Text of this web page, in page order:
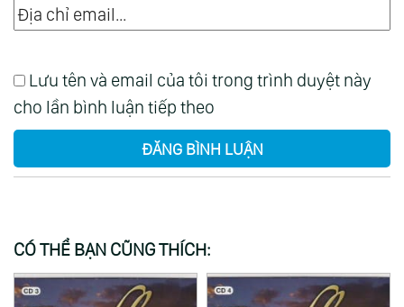
Lưu tên và email của tôi trong trình duyệt này
cho lần bình luận tiếp theo
ĐĂNG BÌNH LUẬN
CÓ THỂ BẠN CŨNG THÍCH: